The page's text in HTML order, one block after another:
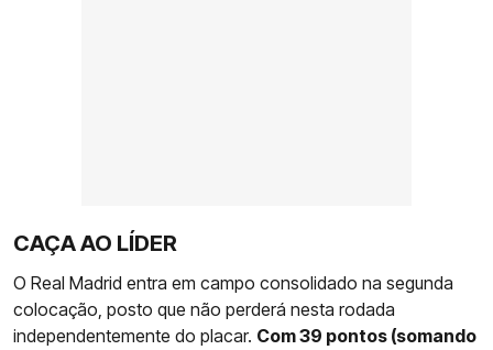
CAÇA AO LÍDER
O Real Madrid entra em campo consolidado na segunda
colocação, posto que não perderá nesta rodada
independentemente do placar. Com 39 pontos (somando